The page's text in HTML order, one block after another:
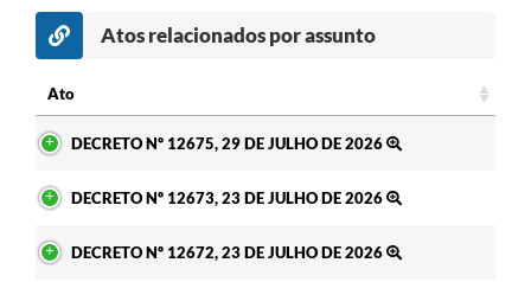
Atos relacionados por assunto
Ato
DECRETO Nº 12675, 29 DE JULHO DE 2026
DECRETO Nº 12673, 23 DE JULHO DE 2026
DECRETO Nº 12672, 23 DE JULHO DE 2026